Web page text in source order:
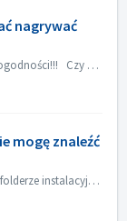
nagrywać
Bardzo przepraszam za spowodowanie niedogodności!!! Czy mógłbyś odtworzyć za pomocą Nero MediaHome i sprawdzić meta dane? Twój odtwarzacz musi obsługiwać ...
mogę znaleźć
NeroSecurDiscViewer.exe znajdziesz w swoim folderze instalacyjnym, coś jak: C:‖Programy (x86)‖Nero 2023‖Nero Burning ROM‖SecurDisc. Na płycie powinien być ...